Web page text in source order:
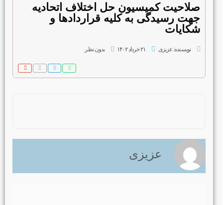
صلاحیت کمیسیون حل اختلاف اتحادیه
جهت رسیدگی به کلیه قراردادها و
شکایات
نویسنده:عزیزی ۲۱ خرداد ۱۴۰۲ بدون نظر
عزیزی